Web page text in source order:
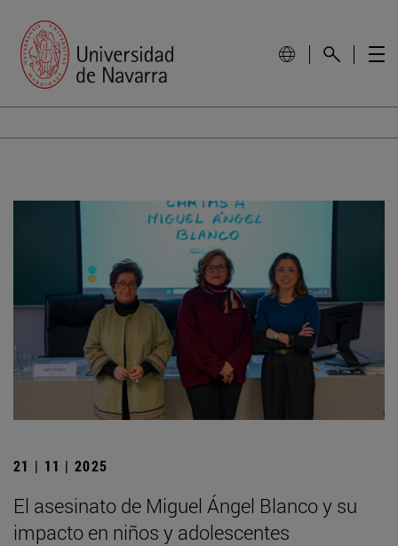
21 | 11 | 2025
El asesinato de Miguel Ángel Blanco y su
impacto en niños y adolescentes